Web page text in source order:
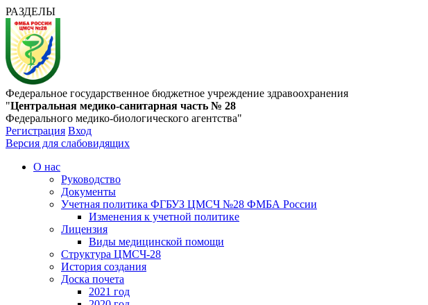
РАЗДЕЛЫ
Федеральное государственное бюджетное учреждение здравоохранения
"Центральная медико-санитарная часть № 28
Федерального медико-биологического агентства"
Регистрация Вход
Версия для слабовидящих
О нас
Руководство
Документы
Учетная политика ФГБУЗ ЦМСЧ №28 ФМБА России
Изменения к учетной политике
Лицензия
Виды медицинской помощи
Структура ЦМСЧ-28
История создания
Доска почета
2021 год